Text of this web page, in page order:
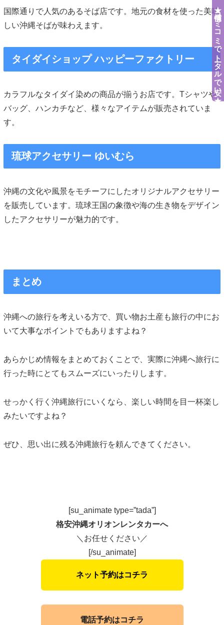
国際通りで人気のあるそば店です。地元の食材を使った美味
しい沖縄そばが味わえます。
タイダイショップ ハッピーファクトリー
カラフルなタイダイ染めの商品が揃うお店です。Tシャツや
バッグ、ハンカチなど、様々なアイテムが販売されていま
す。
琉球アクセサリー ゆいむら
沖縄の文化や風景をモチーフにしたオリジナルアクセサリー
を販売しています。琉球王国の象徴や海の生き物をデザイン
したアクセサリーが魅力的です。
まとめ
沖縄への旅行を考えいる方で、買い物お土産も旅行の中にお
いて大事なポイントでもありますよね？
あらかじめ情報をまとめておくことで、実際に沖縄へ旅行に
行った時にとてもスムーズにいったりします。
せっかく行く沖縄旅行にいくなら、楽しい時間を目一杯楽し
みたいですよね？
ぜひ、思い出に残る沖縄旅行を頼んできてください。
[su_animate type=”tada”]
格安沖縄オリオンレンタカーへ
＼お任せください／
[/su_animate]
ネット予約はコチラ
電話予約はコチラ
★補償コミコミでトータルで安い★